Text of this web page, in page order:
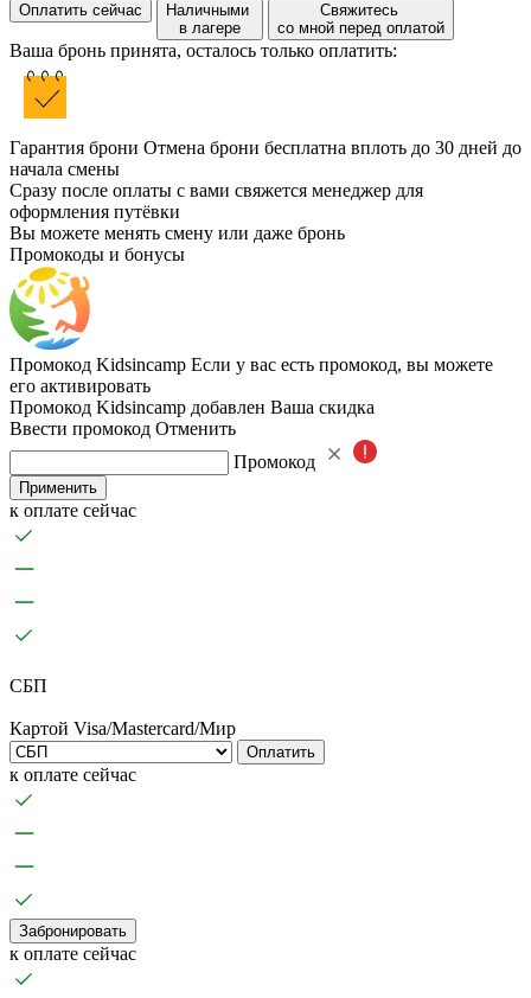
Оплатить сейчас
Наличными
в лагере
Свяжитесь
со мной перед оплатой
Ваша бронь принята, осталось только оплатить:
Гарантия брони Отмена брони бесплатна вплоть до 30 дней до
начала смены
Сразу после оплаты с вами свяжется менеджер для
оформления путёвки
Вы можете менять смену или даже бронь
Промокоды и бонусы
Промокод Kidsincamp Если у вас есть промокод, вы можете
его активировать
Промокод Kidsincamp добавлен Ваша скидка
Ввести промокод Отменить
Промокод
Применить
к оплате сейчас
СБП
Картой Visa/Mastercard/Мир
Оплатить
к оплате сейчас
Забронировать
к оплате сейчас